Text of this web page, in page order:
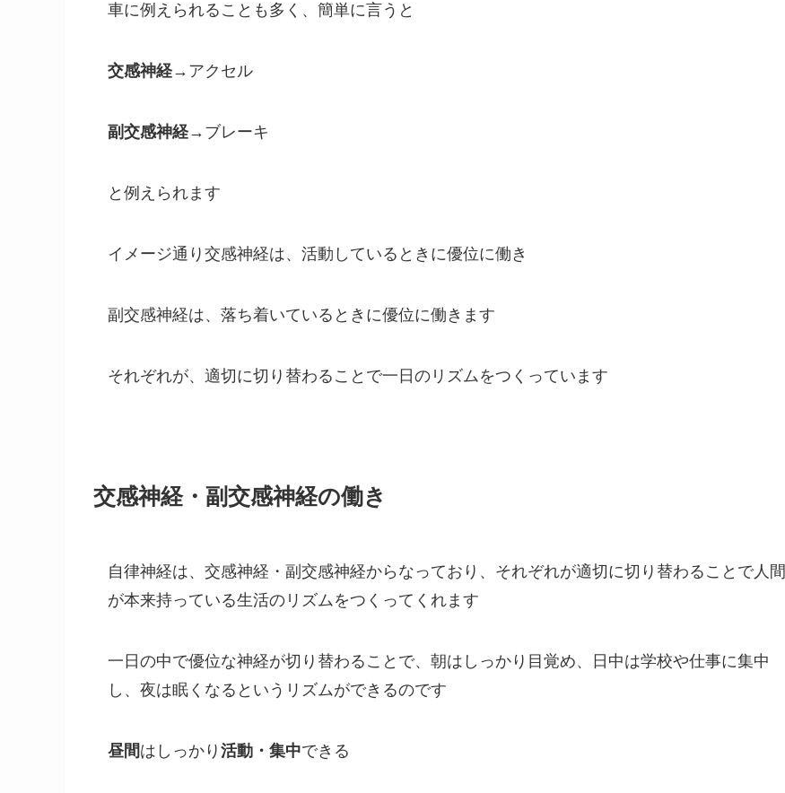
車に例えられることも多く、簡単に言うと
交感神経→アクセル
副交感神経→ブレーキ
と例えられます
イメージ通り交感神経は、活動しているときに優位に働き
副交感神経は、落ち着いているときに優位に働きます
それぞれが、適切に切り替わることで一日のリズムをつくっています
交感神経・副交感神経の働き
自律神経は、交感神経・副交感神経からなっており、それぞれが適切に切り替わることで人間
が本来持っている生活のリズムをつくってくれます
一日の中で優位な神経が切り替わることで、朝はしっかり目覚め、日中は学校や仕事に集中
し、夜は眠くなるというリズムができるのです
昼間はしっかり 活動・集中できる